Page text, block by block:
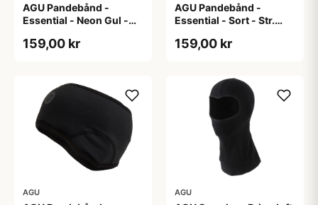
AGU Pandebånd -
Essential - Neon Gul -
159,00 kr
AGU Pandebånd -
Essential - Sort - Str.
159,00 kr
AGU AGU